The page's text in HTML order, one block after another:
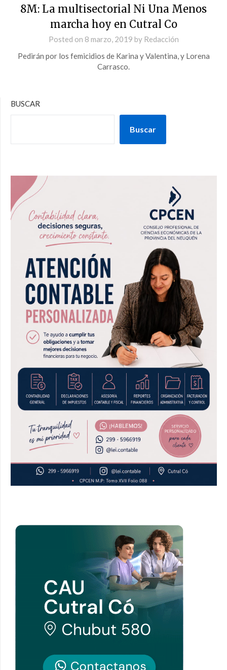
8M: La multisectorial Ni Una Menos
marcha hoy en Cutral Co
Posted on 8 marzo, 2019 by Redacción
Pedirán por los femicidios de Karina y Valentina, y Lorena
Carrasco.
BUSCAR
Buscar